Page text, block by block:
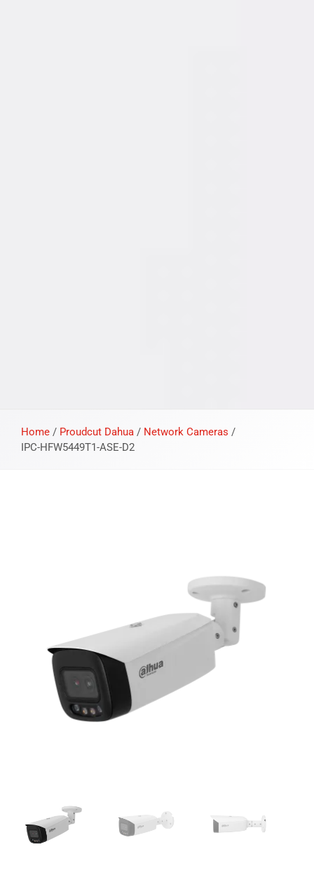
Home / Proudcut Dahua / Network Cameras /
IPC-HFW5449T1-ASE-D2